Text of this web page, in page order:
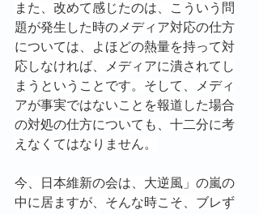
また、改めて感じたのは、こういう問
題が発生した時のメディア対応の仕方
については、よほどの熱量を持って対
応しなければ、メディアに潰されてし
まうということです。そして、メディ
アが事実ではないことを報道した場合
の対処の仕方についても、十二分に考
えなくてはなりません。
今、日本維新の会は、大逆風」の嵐の
中に居ますが、そんな時こそ、ブレず